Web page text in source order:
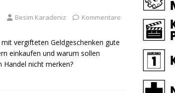
Besim Karadeniz
Kommentare
vergifteten Geldgeschenken gute
einkaufen und warum sollen
Handel nicht merken?